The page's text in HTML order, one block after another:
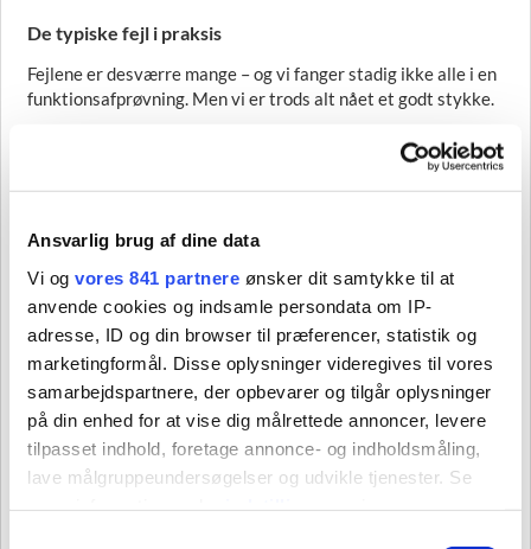
Ansvarlig brug af dine data
Vi og vores 841 partnere ønsker dit samtykke til at
anvende cookies og indsamle persondata om IP-
adresse, ID og din browser til præferencer, statistik og
marketingformål. Disse oplysninger videregives til vores
samarbejdspartnere, der opbevarer og tilgår oplysninger
på din enhed for at vise dig målrettede annoncer, levere
tilpasset indhold, foretage annonce- og indholdsmåling,
lave målgruppeundersøgelser og udvikle tjenester. Se
De typiske fejl i praksis
Fejlene er desværre mange – og vi fanger stadig ikke alle i en
funktionsafprøvning. Men vi er trods alt nået et godt stykke.
svært tilgængelige spjæld, sensorer, målepunkter og
mangelfulde eller helt manglende måleudtag og
referencepunkter
snavsede eller tilstoppede filtre og kanaler, der
forvrænger måleresultater
fejl i programmering af reguleringsstrategier (tidsstyring,
variabel luftmængde, temperaturregulering,
behovsstyring m.v.)
store afvigelser mellem projekterede og faktiske
luftmængder